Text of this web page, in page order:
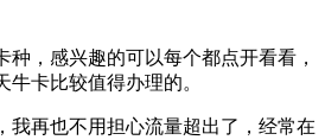
种，感兴趣的可以每个都点开看看，
卡比较值得办理的。
我再也不用担心流量超出了，经常在